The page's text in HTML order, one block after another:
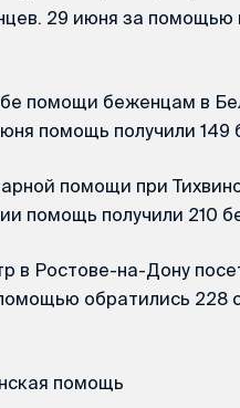
29 июня за помощью
помощи беженцам в
помощь получили 149
помощи при
помощь получили 210
в Ростове-на-Дону
обратились 228
помощь